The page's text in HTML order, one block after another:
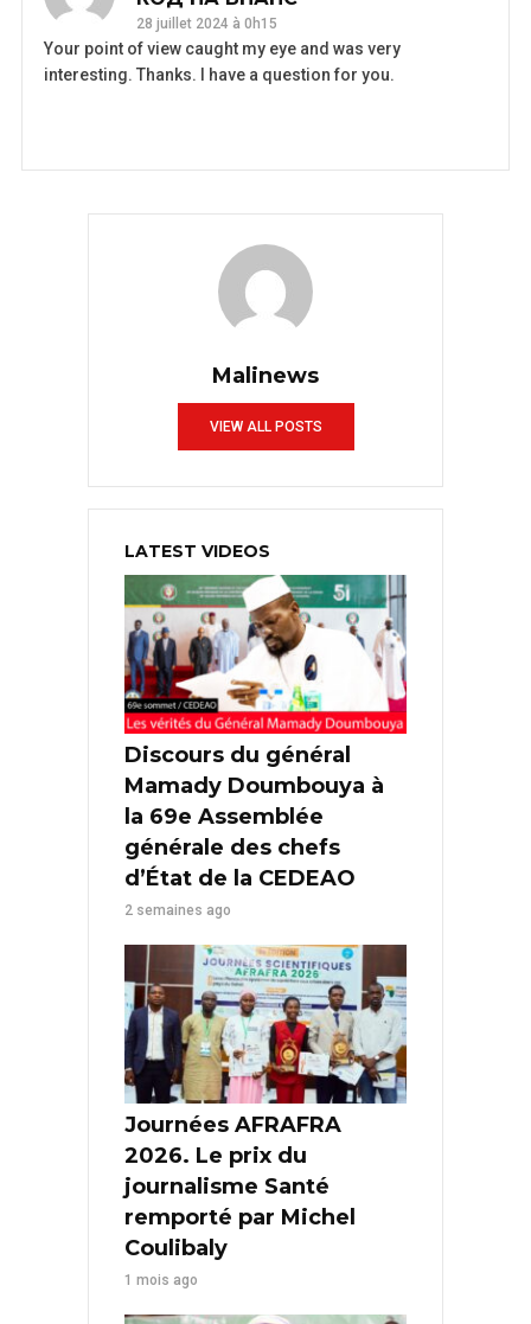
28 juillet 2024 à 0h15
Your point of view caught my eye and was very
interesting. Thanks. I have a question for you.
Malinews
VIEW ALL POSTS
LATEST VIDEOS
Discours du général
Mamady Doumbouya à
la 69e Assemblée
générale des chefs
d’État de la CEDEAO
2 semaines ago
Journées AFRAFRA
2026. Le prix du
journalisme Santé
remporté par Michel
Coulibaly
1 mois ago